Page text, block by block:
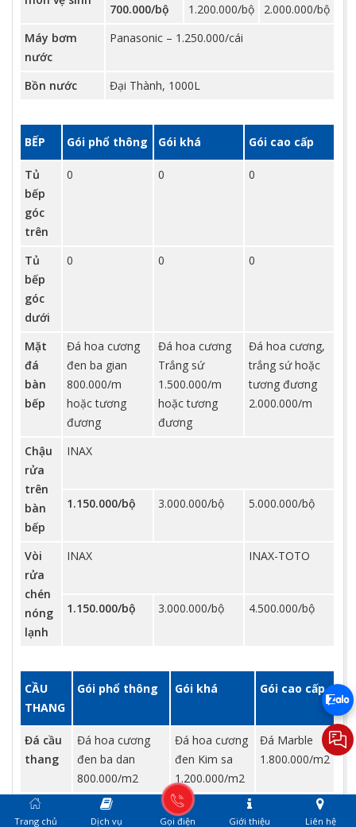
700.000/bộ
1.200.000/bộ
2.000.000/bộ
Máy bơm
nước
Panasonic – 1.250.000/cái
Bồn nước Đại Thành, 1000L
BẾP Gói phổ thông Gói khá Gói cao cấp
Tủ
bếp
góc
trên
0 0 0
Tủ
bếp
góc
dưới
0 0 0
Mặt
đá
bàn
bếp
Đá hoa cương
đen ba gian
800.000/m
hoặc tương
đương
Đá hoa cương
Trắng sứ
1.500.000/m
hoặc tương
đương
Đá hoa cương,
trắng sứ hoặc
tương đương
2.000.000/m
Chậu
rửa
trên
bàn
bếp
INAX
1.150.000/bộ 3.000.000/bộ 5.000.000/bộ
Vòi
rửa
chén
nóng
lạnh
INAX INAX-TOTO
1.150.000/bộ 3.000.000/bộ 4.500.000/bộ
CẦU
THANG
Gói phổ thông Gói khá Gói cao cấp
Đá cầu
thang
Đá hoa cương
đen ba dan
800.000/m2
Đá hoa cương
đen Kim sa
1.200.000/m2
Đá Marble
1.800.000/m2
Tay vịn
Gỗ sồi 6x6cm
Căm xe 6x6cm 500.000/md
Trang chủ Dịch vụ Gọi điện Giới thiệu Liên hệ